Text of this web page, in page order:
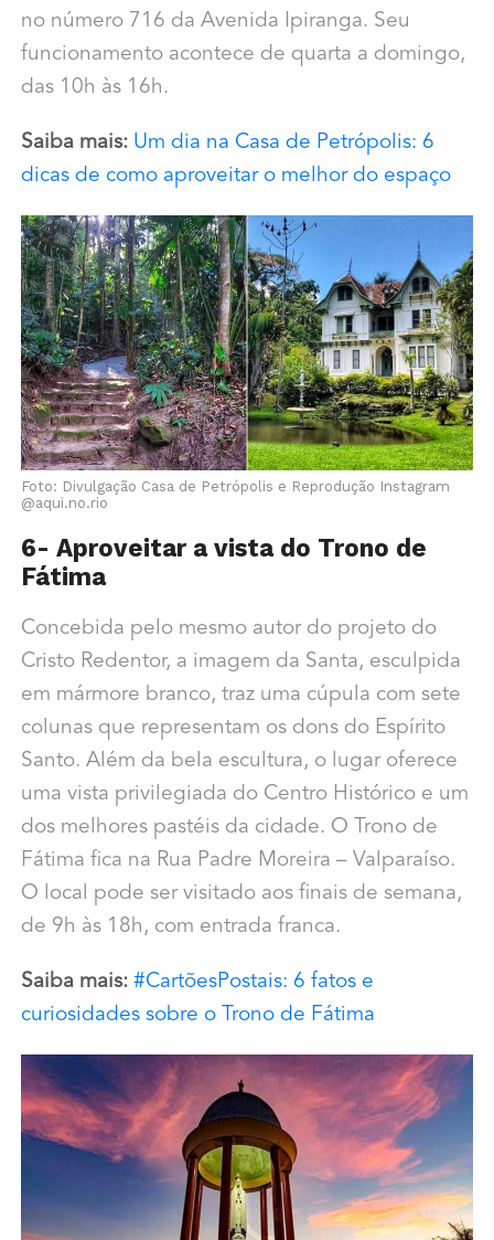
no número 716 da Avenida Ipiranga. Seu
funcionamento acontece de quarta a domingo,
das 10h às 16h.
Saiba mais: Um dia na Casa de Petrópolis: 6
dicas de como aproveitar o melhor do espaço
Foto: Divulgação Casa de Petrópolis e Reprodução Instagram
@aqui.no.rio
6- Aproveitar a vista do Trono de
Fátima
Concebida pelo mesmo autor do projeto do
Cristo Redentor, a imagem da Santa, esculpida
em mármore branco, traz uma cúpula com sete
colunas que representam os dons do Espírito
Santo. Além da bela escultura, o lugar oferece
uma vista privilegiada do Centro Histórico e um
dos melhores pastéis da cidade. O Trono de
Fátima fica na Rua Padre Moreira – Valparaíso.
O local pode ser visitado aos finais de semana,
de 9h às 18h, com entrada franca.
Saiba mais: #CartõesPostais: 6 fatos e
curiosidades sobre o Trono de Fátima